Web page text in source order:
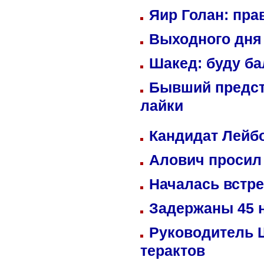
Яир Голан:
Выходного
Шакед: буду
Бывший
лайки
Кандидат
Алович просил
Началась
Задержаны 45
Руководитель
терактов